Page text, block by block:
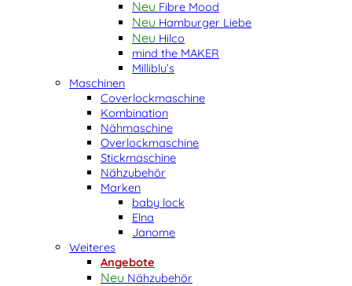
Fibre Mood
Hamburger Liebe
Hilco
mind the MAKER
Milliblu’s
Maschinen
Coverlockmaschine
Kombination
Nähmaschine
Overlockmaschine
Stickmaschine
Nähzubehör
Marken
baby lock
Elna
Janome
Weiteres
Angebote
Nähzubehör